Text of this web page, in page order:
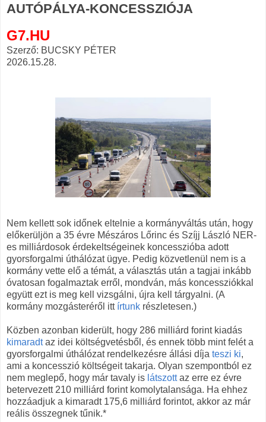
AUTÓPÁLYA-KONCESSZIÓJA
G7.HU
Szerző: BUCSKY PÉTER
2026.15.28.
Nem kellett sok időnek eltelnie a kormányváltás után, hogy
előkerüljön a 35 évre Mészáros Lőrinc és Szíjj László NER-
es milliárdosok érdekeltségeinek koncesszióba adott
gyorsforgalmi úthálózat ügye. Pedig közvetlenül nem is a
kormány vette elő a témát, a választás után a tagjai inkább
óvatosan fogalmaztak erről, mondván, más koncessziókkal
együtt ezt is meg kell vizsgálni, újra kell tárgyalni. (A
kormány mozgásteréről itt írtunk részletesen.)
Közben azonban kiderült, hogy 286 milliárd forint kiadás
kimaradtaz idei költségvetésből, és ennek több mint felét a
gyorsforgalmi úthálózat rendelkezésre állási díja teszi ki,
ami a koncesszió költségeit takarja. Olyan szempontból ez
nem meglepő, hogy már tavaly is látszottaz erre ez évre
betervezett 210 milliárd forint komolytalansága. Ha ehhez
hozzáadjuk a kimaradt 175,6 milliárd forintot, akkor az már
reális összegnek tűnik.*